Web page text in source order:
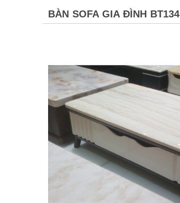
BÀN SOFA GIA ĐÌNH BT134